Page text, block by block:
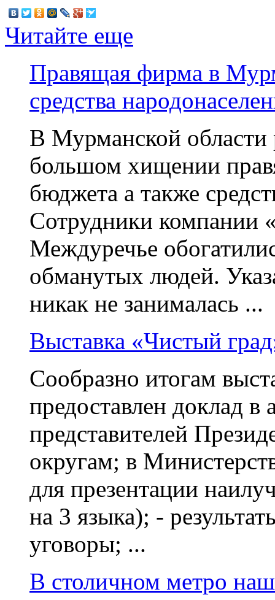
Читайте еще
Правящая фирма в
средства
В Мурманской области
большом хищении
бюджета а также
Сотрудники компании
Междуречье
обманутых людей.
никак не занималась ...
Выставка «Чистый
Сообразно итогам
предоставлен доклад
представителей
округам; в
для презентации
на 3 языка); -
уговоры; ...
В столичном метро